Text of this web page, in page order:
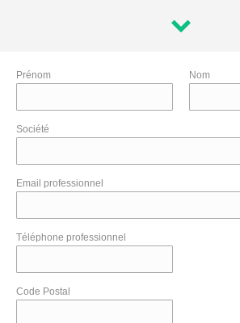
Prénom Nom
Société
Email professionnel
Téléphone professionnel
Code Postal